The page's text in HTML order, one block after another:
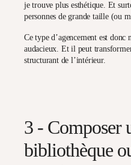
je trouve plus esthétique. Et
personnes de grande taille (ou
Ce type d’agencement est
audacieux. Et il peut
structurant de l’intérieur.
3 - Composer
bibliothèque